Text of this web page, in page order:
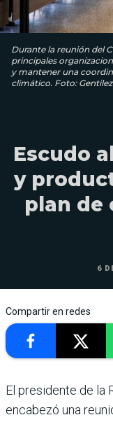
Durante la reunión del
principales
y mantener una
climático. Foto:
Escudo
y
plan de
6
Compartir en redes
El presidente de la
encabezó una